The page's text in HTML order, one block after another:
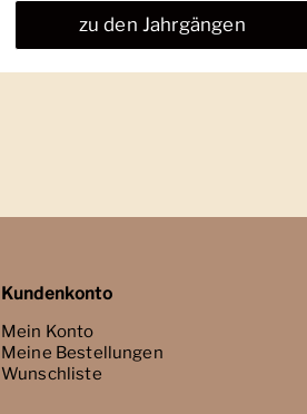
zu den Jahrgängen
Kundenkonto
Mein Konto
Meine Bestellungen
Wunschliste